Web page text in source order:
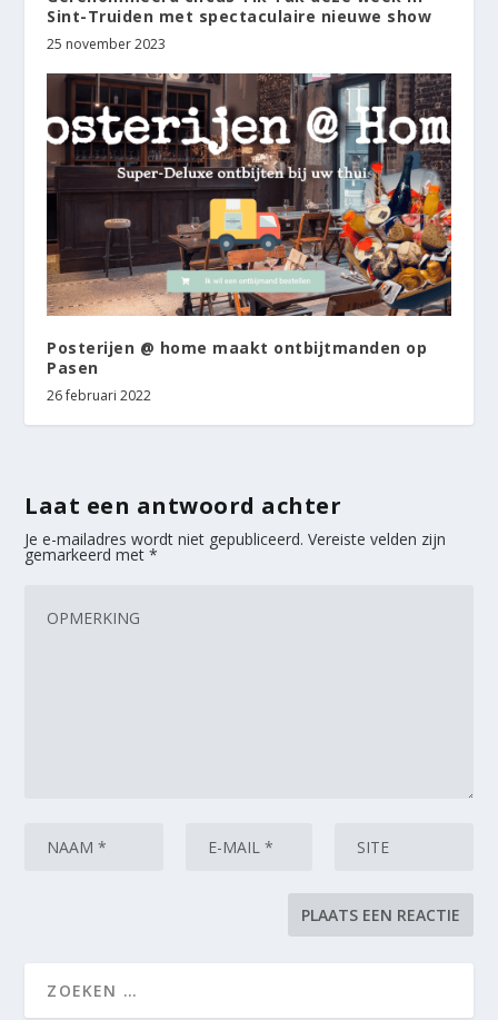
Sint-Truiden met spectaculaire nieuwe show
25 november 2023
Posterijen @ home maakt ontbijtmanden op
Pasen
26 februari 2022
Laat een antwoord achter
Je e-mailadres wordt niet gepubliceerd. Vereiste velden zijn
gemarkeerd met*